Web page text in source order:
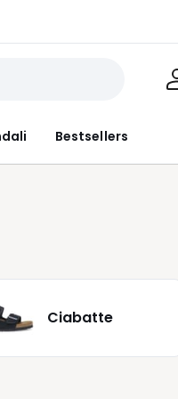
Bestsellers
Ciabatte